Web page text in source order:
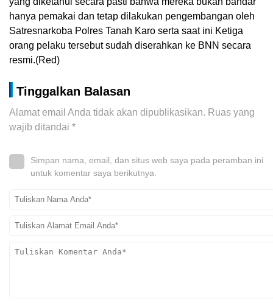
hanya pemakai dan tetap dilakukan pengembangan oleh
Satresnarkoba Polres Tanah Karo serta saat ini Ketiga
orang pelaku tersebut sudah diserahkan ke BNN secara
resmi.(Red)
Tinggalkan Balasan
Alamat email Anda tidak akan dipublikasikan. Ruas yang
wajib ditandai *
Simpan nama, email, dan situs web saya pada peramban ini
untuk komentar saya berikutnya.